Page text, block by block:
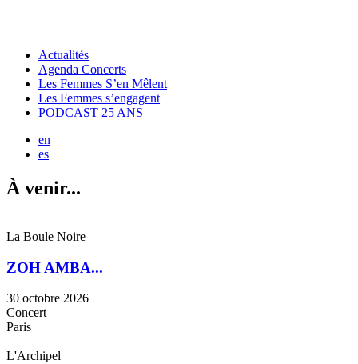
Actualités
Agenda Concerts
Les Femmes S’en Mêlent
Les Femmes s’engagent
PODCAST 25 ANS
en
es
À venir...
La Boule Noire
ZOH AMBA...
30 octobre 2026
Concert
Paris
L'Archipel